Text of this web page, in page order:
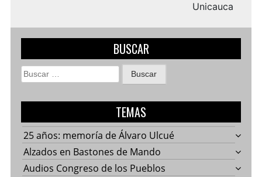
Unicauca
BUSCAR
Buscar:
TEMAS
25 años: memoría de Álvaro Ulcué
Alzados en Bastones de Mando
Audios Congreso de los Pueblos